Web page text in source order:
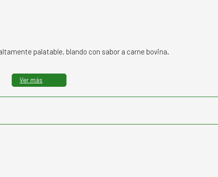
palatable, blando con sabor a carne bovina.
Ver más